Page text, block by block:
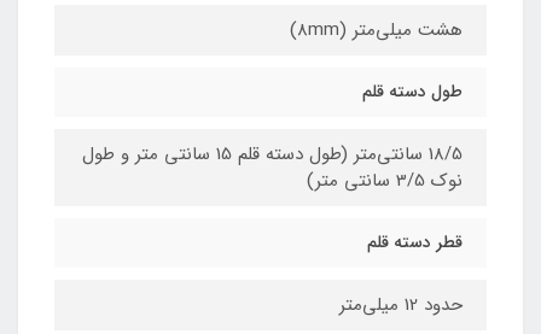
هشت میلی‌متر (8mm)
طول دسته قلم
18/5 سانتی‌متر (طول دسته قلم 15 سانتی متر و طول
نوک 3/5 سانتی متر)
قطر دسته قلم
حدود 12 میلی‌متر